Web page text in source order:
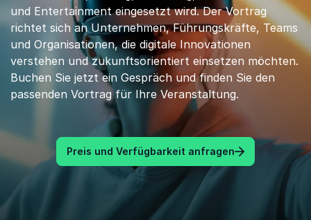
und Entertainment eingesetzt wird. Der Vortrag
richtet sich an Unternehmen, Führungskräfte, Teams
und Organisationen, die digitale Innovationen
verstehen und zukunftsorientiert einsetzen möchten.
Buchen Sie jetzt ein Gespräch und finden Sie den
passenden Vortrag für Ihre Veranstaltung.
Preis und Verfügbarkeit anfragen